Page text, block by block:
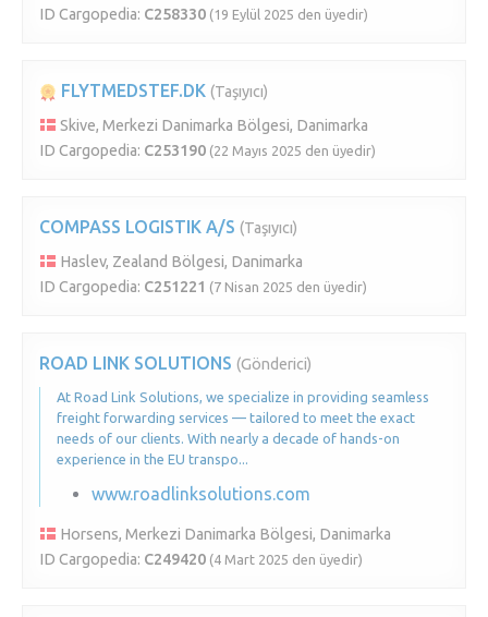
ID Cargopedia: C258330 (19 Eylül 2025 den üyedir)
FLYTMEDSTEF.DK (Taşıyıcı)
Skive, Merkezi Danimarka Bölgesi, Danimarka
ID Cargopedia: C253190 (22 Mayıs 2025 den üyedir)
COMPASS LOGISTIK A/S (Taşıyıcı)
Haslev, Zealand Bölgesi, Danimarka
ID Cargopedia: C251221 (7 Nisan 2025 den üyedir)
ROAD LINK SOLUTIONS (Gönderici)
At Road Link Solutions, we specialize in providing seamless
freight forwarding services — tailored to meet the exact
needs of our clients. With nearly a decade of hands-on
experience in the EU transpo...
www.roadlinksolutions.com
Horsens, Merkezi Danimarka Bölgesi, Danimarka
ID Cargopedia: C249420 (4 Mart 2025 den üyedir)